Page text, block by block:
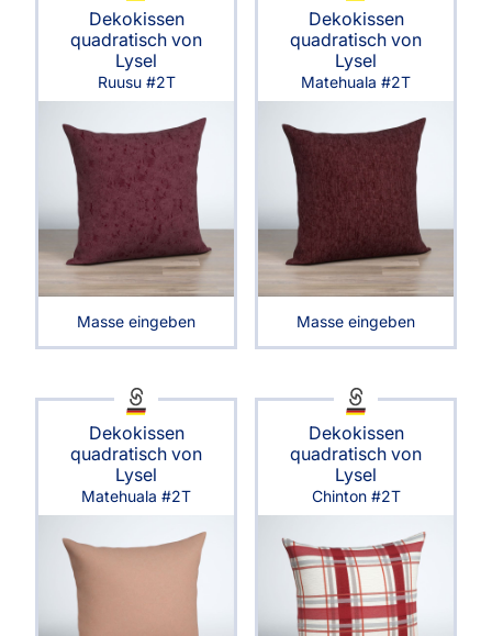
Dekokissen
quadratisch von
Lysel
Ruusu #2T
Masse eingeben
Dekokissen
quadratisch von
Lysel
Matehuala #2T
Masse eingeben
Dekokissen
quadratisch von
Lysel
Matehuala #2T
Dekokissen
quadratisch von
Lysel
Chinton #2T